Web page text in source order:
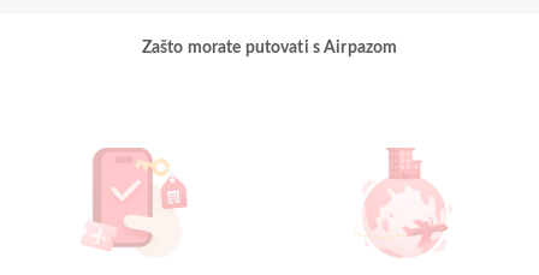
Zašto morate putovati s Airpazom